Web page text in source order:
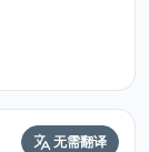
无需翻译